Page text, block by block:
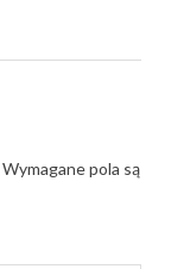
Wymagane pola są